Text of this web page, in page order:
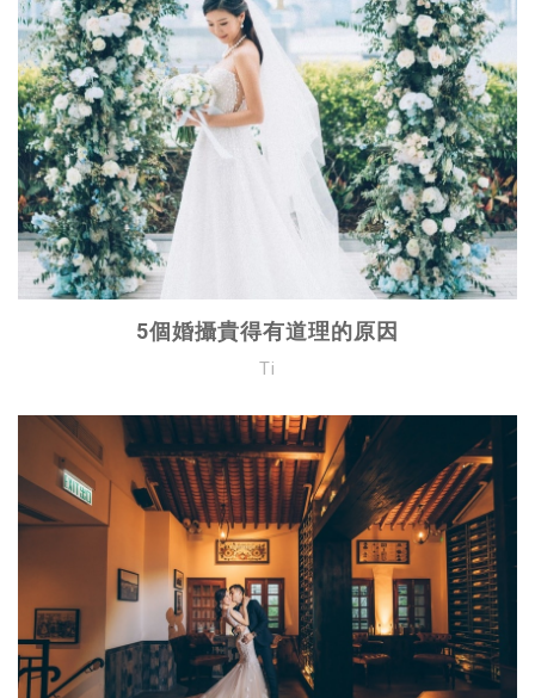
5個婚攝貴得有道理的原因
Ti